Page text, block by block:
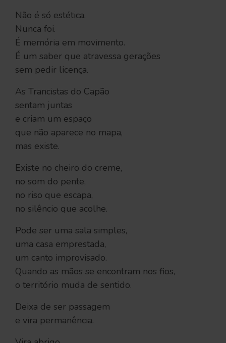
Não é só estética.
Nunca foi.
É memória em movimento.
É um saber que atravessa gerações
sem pedir licença.
As Trancistas do Capão
sentam juntas
e criam um espaço
que não aparece no mapa,
mas existe.
Existe no cheiro do creme,
no som do pente,
no riso que escapa,
no silêncio que acolhe.
Pode ser uma sala simples,
uma casa emprestada,
um canto improvisado.
Quando as mãos se encontram nos fios,
o território muda de sentido.
Deixa de ser passagem
e vira permanência.